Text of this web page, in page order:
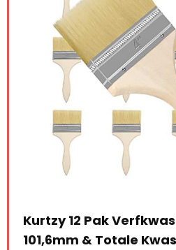
–
Colorus 10 x
lakschaal van